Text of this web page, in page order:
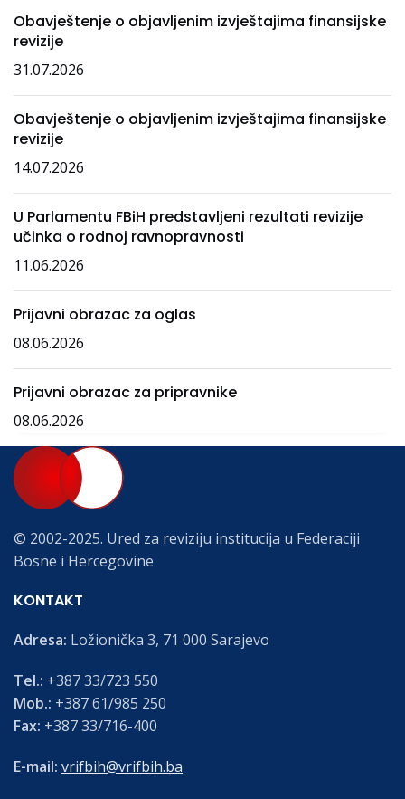
Obavještenje o objavljenim izvještajima finansijske
revizije
31.07.2026
Obavještenje o objavljenim izvještajima finansijske
revizije
14.07.2026
U Parlamentu FBiH predstavljeni rezultati revizije
učinka o rodnoj ravnopravnosti
11.06.2026
Prijavni obrazac za oglas
08.06.2026
Prijavni obrazac za pripravnike
08.06.2026
© 2002-2025. Ured za reviziju institucija u Federaciji
Bosne i Hercegovine
KONTAKT
Adresa: Ložionička 3, 71 000 Sarajevo
Tel.: +387 33/723 550
Mob.: +387 61/985 250
Fax: +387 33/716-400
E-mail: vrifbih@vrifbih.ba